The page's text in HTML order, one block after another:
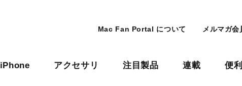
Mac Fan Portal について メルマガ会
iPhone アクセサリ 注目製品 連載 便